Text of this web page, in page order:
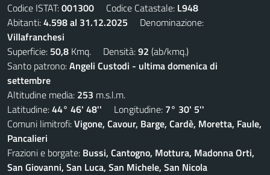
Codice ISTAT:001300 Codice Catastale: L948
Abitanti:4.598 al 31.12.2025 Denominazione:
Villafranchesi
Superficie: 50,8 Kmq. Densità:92 (ab/kmq.)
Santo patrono:Angeli Custodi - ultima domenica di
settembre
Altitudine media: 253 m.s.l.m.
Latitudine:44° 46' 48'' Longitudine: 7° 30' 5''
Comuni limitrofi:Vigone, Cavour, Barge, Cardè, Moretta, Faule,
Pancalieri
Frazioni e borgate: Bussi, Cantogno, Mottura, Madonna Orti,
San Giovanni, San Luca, San Michele, San Nicola